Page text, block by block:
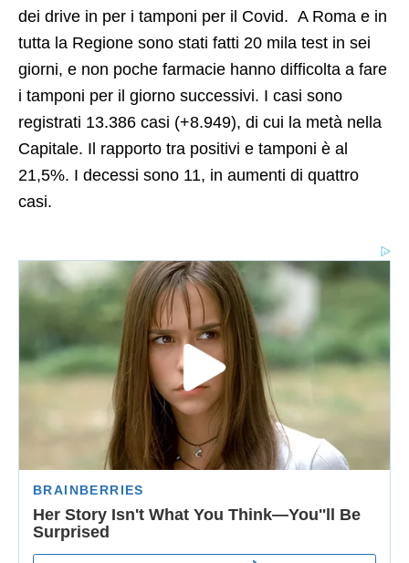
dei drive in per i tamponi per il Covid. A Roma e in
tutta la Regione sono stati fatti 20 mila test in sei
giorni, e non poche farmacie hanno difficolta a fare
i tamponi per il giorno successivi. I casi sono
registrati 13.386 casi (+8.949), di cui la metà nella
Capitale. Il rapporto tra positivi e tamponi è al
21,5%. I decessi sono 11, in aumenti di quattro
casi.